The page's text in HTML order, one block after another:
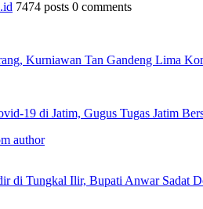
7474 posts 0 comments
Kurniawan Tan Gandeng Lima
19 di Jatim, Gugus Tugas Jatim
author
di Tungkal Ilir, Bupati Anwar Sadat